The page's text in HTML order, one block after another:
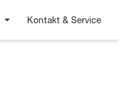
Kontakt & Service